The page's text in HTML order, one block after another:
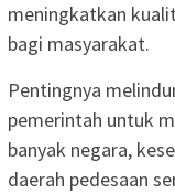
meningkatkan
bagi masyarakat.
Pentingnya
pemerintah untuk
banyak negara,
daerah pedesaan